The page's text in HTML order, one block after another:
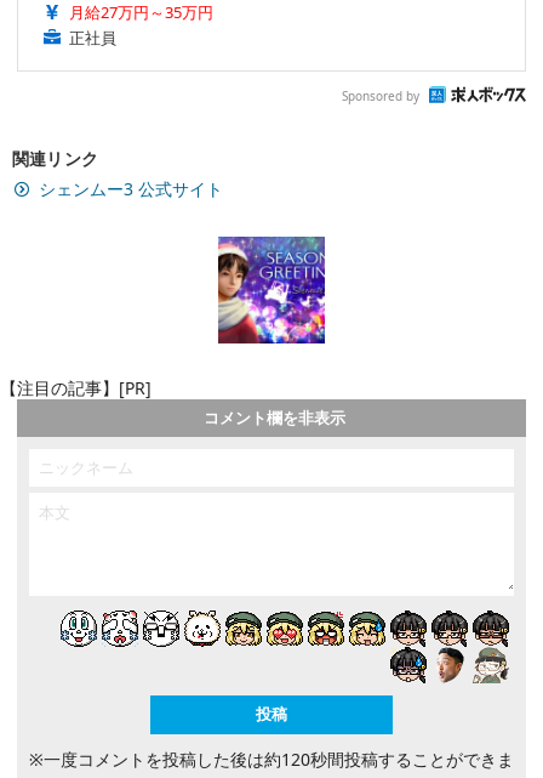
月給27万円～35万円
正社員
Sponsored by
関連リンク
シェンムー3 公式サイト
【注目の記事】[PR]
コメント欄を非表示
※一度コメントを投稿した後は約120秒間投稿することができま